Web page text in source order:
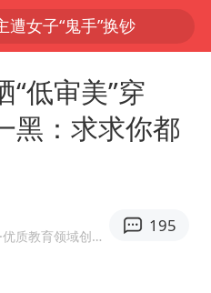
遭女子“鬼手”换钞
38岁山东财大教授刘海明逝世
退回1000亿美元关税
试行周五下午弹性离岗
“低审美”穿
黑：求求你都
·优质教育领域创作者
195